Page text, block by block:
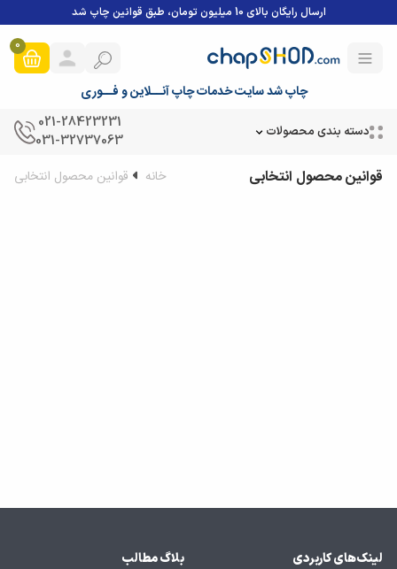
ارسال رایگان بالای 10 میلیون تومان، طبق قوانین چاپ شد
چاپ شد سایت خدمات چاپ آنــلاین و فــوری
0
دسته بندی محصولات
021-28423231
031-32737063
قوانین محصول انتخابی خانه قوانین محصول انتخابی
لینک‌های کاربردی بلاگ مطالب